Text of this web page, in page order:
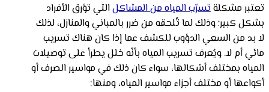
تعتبر مشكلةتسرّب المياه من المشاكلالتي تؤرق الأفراد
بشكل كبير؛ وذلك لما تُلحقه من ضرر بالمباني والمنازل، لذلك
لا بد من السعي الدؤوب للكشف عما إذا كان هناك تسريب
مائي أم لا. ويُعرف تسريب المياه بأنّه خلل يطرأ على توصيلات
المياه بمختلف أشكالها، سواء كان ذلك في مواسير الصرف أو
أكواعها أو مختلف أجزاء مواسير المياه، ومنها: